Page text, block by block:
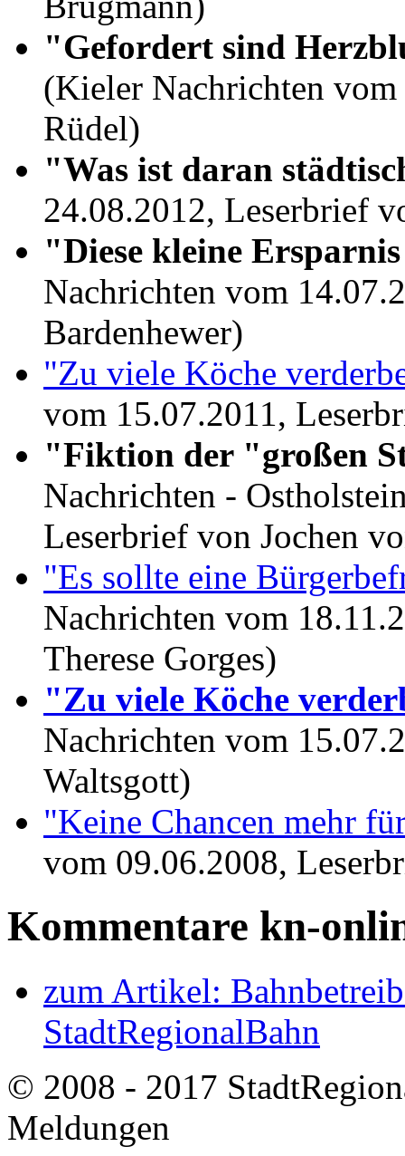
"Gefordert sind
(Kieler Nachrichten
Rüdel)
"Was ist daran
24.08.2012, Leserbrief
"Diese kleine
Nachrichten vom
Bardenhewer)
"Zu viele Köche
vom 15.07.2011,
"Fiktion der "großen
Nachrichten -
Leserbrief von Jochen
"Es sollte eine
Nachrichten vom
Therese Gorges)
"Zu viele Köche
Nachrichten vom
Waltsgott)
"Keine Chancen mehr
vom 09.06.2008,
Kommentare kn-
zum Artikel:
StadtRegionalBahn
© 2008 - 2017
Meldungen